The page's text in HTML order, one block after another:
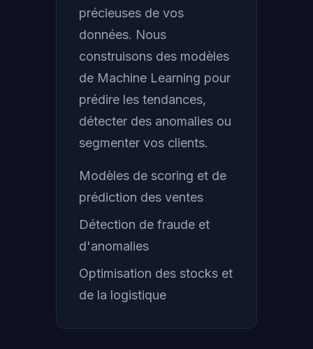
précieuses de vos
données. Nous
construisons des modèles
de Machine Learning pour
prédire les tendances,
détecter des anomalies ou
segmenter vos clients.
Modèles de scoring et de
prédiction des ventes
Détection de fraude et
d'anomalies
Optimisation des stocks et
de la logistique